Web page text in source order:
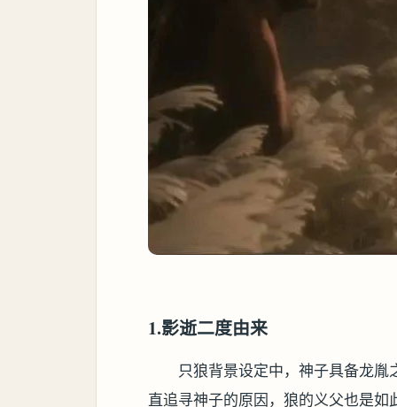
1.影逝二度由来
只狼背景设定中，神子具备龙
直追寻神子的原因，狼的义父也是